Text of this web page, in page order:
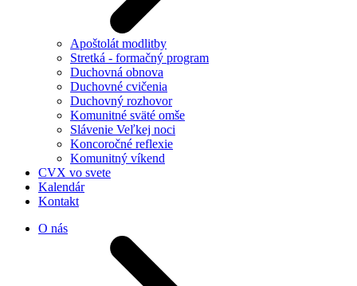
Apoštolát modlitby
Stretká - formačný program
Duchovná obnova
Duchovné cvičenia
Duchovný rozhovor
Komunitné sväté omše
Slávenie Veľkej noci
Koncoročné reflexie
Komunitný víkend
CVX vo svete
Kalendár
Kontakt
O nás